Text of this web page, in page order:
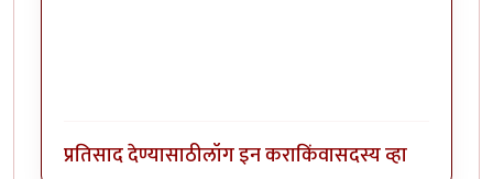
प्रतिसाद देण्यासाठीलॉग इन कराकिंवासदस्य व्हा